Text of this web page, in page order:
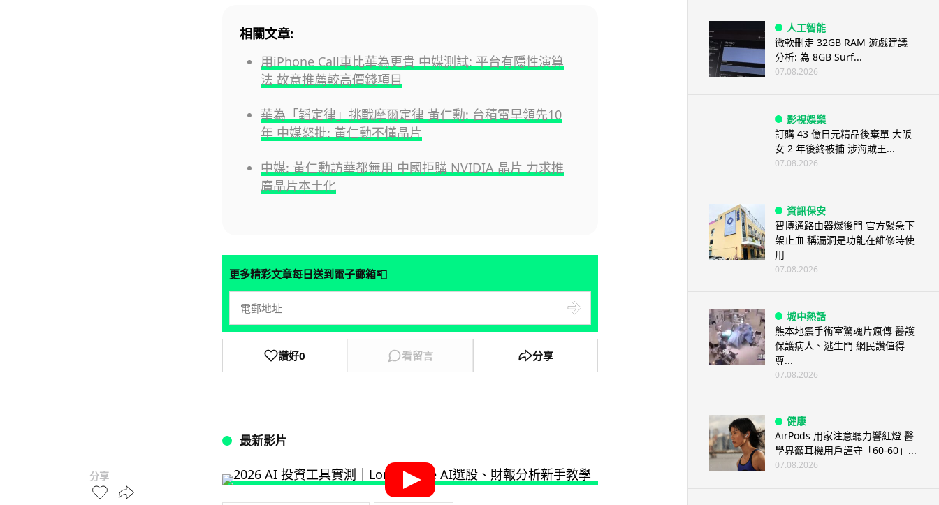
分享
相關文章:
用iPhone Call車比華為更貴 中媒測試: 平台有隱性演算
法 故意推薦較高價錢項目
華為「韜定律」挑戰摩爾定律 黃仁勳: 台積電早領先10
年 中媒怒批: 黃仁勳不懂晶片
中媒: 黃仁勳訪華都無用 中國拒購 NVIDIA 晶片 力求推
廣晶片本土化
更多精彩文章每日送到電子郵箱📮
讚好0 看留言 分享
最新影片
人工智能
微軟刪走 32GB RAM 遊戲建議
分析: 為 8GB Surf...
07.08.2026
影視娛樂
訂購 43 億日元精品後棄單 大阪
女 2 年後終被捕 涉海賊王...
07.08.2026
資訊保安
智博通路由器爆後門 官方緊急下
架止血 稱漏洞是功能在維修時使
用
07.08.2026
城中熱話
熊本地震手術室驚魂片瘋傳 醫護
保護病人、逃生門 網民讚值得
尊...
07.08.2026
健康
AirPods 用家注意聽力響紅燈 醫
學界籲耳機用戶謹守「60-60」...
07.08.2026